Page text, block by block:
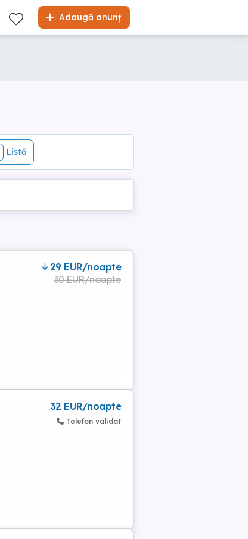
Adaugă anunț
Listă
Listă
29 EUR/noapte
30 EUR/noapte
32 EUR/noapte
Telefon validat